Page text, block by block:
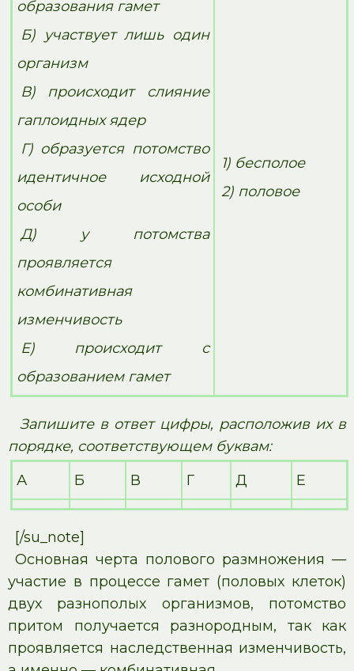
образования гамет
Б) участвует лишь один
организм
В) происходит слияние
гаплоидных ядер
Г) образуется потомство
идентичное исходной
особи
Д) у потомства
проявляется
комбинативная
изменчивость
Е) происходит с
образованием гамет
1) бесполое
2) половое
Запишите в ответ цифры, расположив их в
порядке, соответствующем буквам:
А
Б В Г Д Е
[/su_note]
Основная черта полового размножения —
участие в процессе гамет (половых клеток)
двух разнополых организмов, потомство
притом получается разнородным, так как
проявляется наследственная изменчивость,